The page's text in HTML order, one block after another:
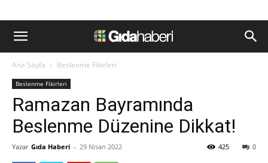
Ana Sayfa Beslenme Fikirleri
Beslenme Fikirleri
Ramazan Bayramında
Beslenme Düzenine Dikkat!
Yazar Gıda Haberi - 29 Nisan 2022 0
425